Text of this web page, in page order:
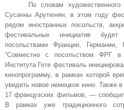
По словам художественного
Сусанны Арутюнян, в этом году
рядом иностранных посольств,
фестивальных инициатив
посольствами Франции,
“Совместно с посольством ФРГ
Института Гете фестиваль
кинопрограмму, в рамках которой
увидеть новое немецкое кино. Также
17 французских фильмов, —
В рамках уже традиционного